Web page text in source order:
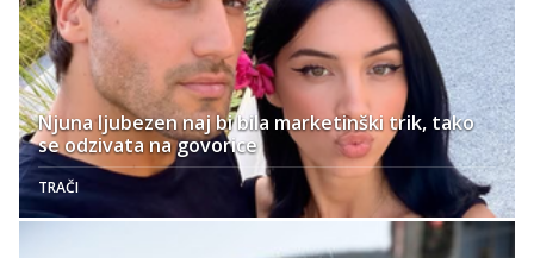
Njuna ljubezen naj bi bila marketinški trik, tako
se odzivata na govorice
TRAČI